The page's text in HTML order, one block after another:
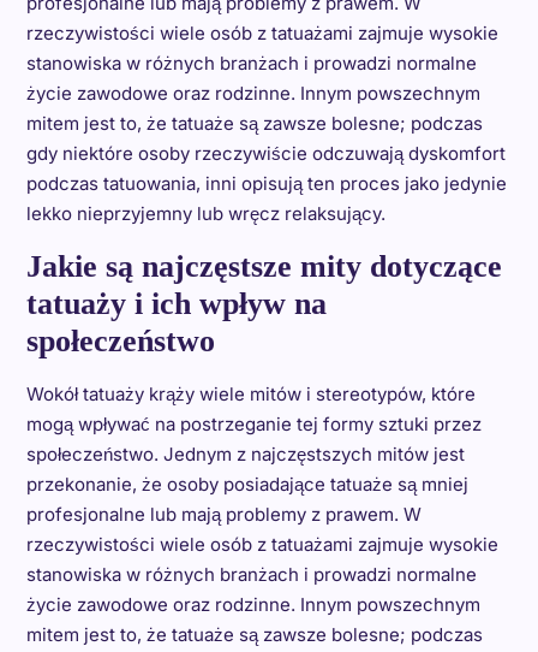
rzeczywistości wiele osób z tatuażami zajmuje wysokie
stanowiska w różnych branżach i prowadzi normalne
życie zawodowe oraz rodzinne. Innym powszechnym
mitem jest to, że tatuaże są zawsze bolesne; podczas
gdy niektóre osoby rzeczywiście odczuwają dyskomfort
podczas tatuowania, inni opisują ten proces jako jedynie
lekko nieprzyjemny lub wręcz relaksujący.
Jakie są najczęstsze mity dotyczące
tatuaży i ich wpływ na
społeczeństwo
Wokół tatuaży krąży wiele mitów i stereotypów, które
mogą wpływać na postrzeganie tej formy sztuki przez
społeczeństwo. Jednym z najczęstszych mitów jest
przekonanie, że osoby posiadające tatuaże są mniej
profesjonalne lub mają problemy z prawem. W
rzeczywistości wiele osób z tatuażami zajmuje wysokie
stanowiska w różnych branżach i prowadzi normalne
życie zawodowe oraz rodzinne. Innym powszechnym
mitem jest to, że tatuaże są zawsze bolesne; podczas